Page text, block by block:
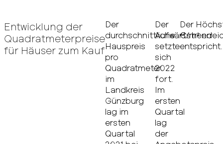
Entwicklung der
Quadratmeterpreise
für Häuser zum Kauf
Der
durchschnittliche
Hauspreis
pro
Quadratmeter
im
Landkreis
Günzburg
lag im
ersten
Quartal
Der
Aufwärtstrend
setzte
sich
2022
fort.
Im
ersten
Quartal
lag
der
Der
€/m²
entspricht.